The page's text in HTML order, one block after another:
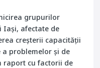
grupurilor
Iași, afectate de
creșterii capacității
a problemelor și de
raport cu factorii de